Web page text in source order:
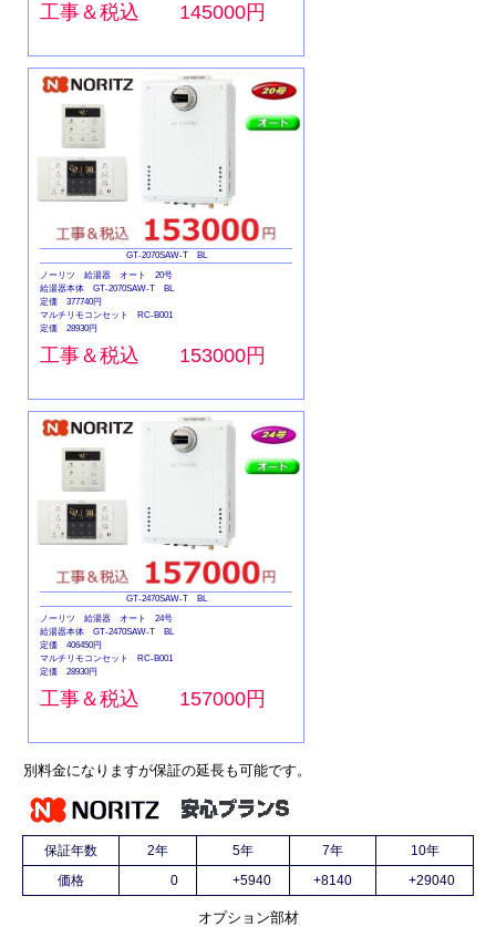
工事＆税込 145000円
GT-2070SAW-T BL
ノーリツ 給湯器 オート 20号
給湯器本体 GT-2070SAW-T BL
定価 377740円
マルチリモコンセット RC-B001
定価 28930円
工事＆税込 153000円
GT-2470SAW-T BL
ノーリツ 給湯器 オート 24号
給湯器本体 GT-2470SAW-T BL
定価 406450円
マルチリモコンセット RC-B001
定価 28930円
工事＆税込 157000円
別料金になりますが保証の延長も可能です。
保証年数 2年 5年 7年
10年
価格
0 +5940 +8140 +29040
オプション部材